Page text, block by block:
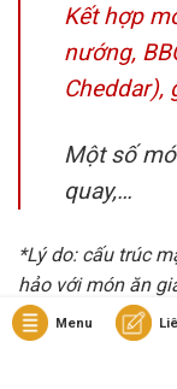
Kết hợp
nướng,
Cheddar),
Một số
quay,…
*Lý do: cấu trúc
hảo với món ăn
7.4 Nguyên tắc
Menu